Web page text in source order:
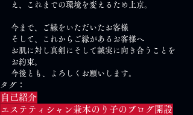
え、これまでの環境を変えるため上京。
今まで、ご縁をいただいたお客様
そして、これからご縁があるお客様へ
お肌に対し真剣にそして誠実に向き合うことを
お約束。
今後とも、よろしくお願いします。
タグ：
自己紹介
エステティシャン兼本のり子のブログ開設